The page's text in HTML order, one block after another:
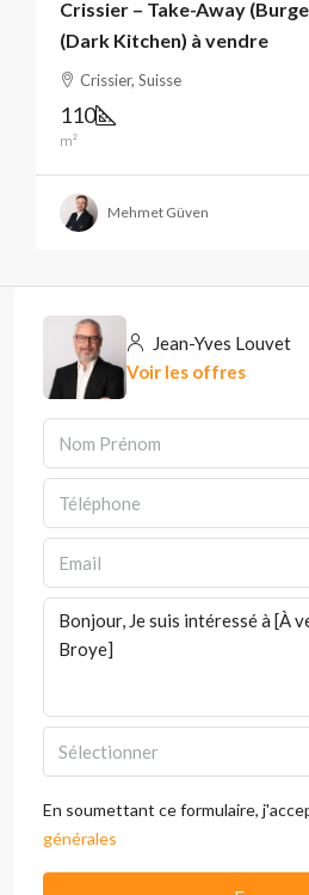
Crissier – Take-Away
(Dark Kitchen) à vendre
Crissier, Suisse
110
m²
Mehmet Güven
Jean-Yves Louvet
Voir les offres
Sélectionner
En soumettant ce formulaire,
générales